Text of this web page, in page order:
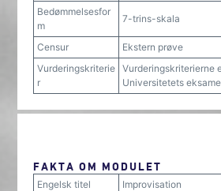
Bedømmelsesfor
m
7-trins-skala
Censur
Ekstern prøve
Vurderingskriterie
r
Vurderingskriterierne
Universitetets
FAKTA OM MODULET
Engelsk titel
Improvisation